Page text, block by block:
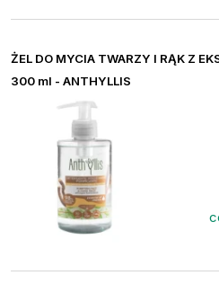
ŻEL DO MYCIA TWARZY I RĄK Z
300 ml - ANTHYLLIS